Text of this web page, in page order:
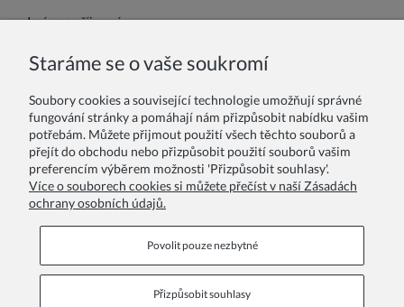
Jméno a příjmení:
Odeslat
Staráme se o vaše soukromí
Soubory cookies a související technologie umožňují správné
fungování stránky a pomáhají nám přizpůsobit nabídku vašim
potřebám. Můžete přijmout použití všech těchto souborů a
přejít do obchodu nebo přizpůsobit použití souborů vašim
preferencím výběrem možnosti 'Přizpůsobit souhlasy'.
Více o souborech cookies si můžete přečíst v naší Zásadách
ochrany osobních údajů.
Povolit pouze nezbytné
Přizpůsobit souhlasy